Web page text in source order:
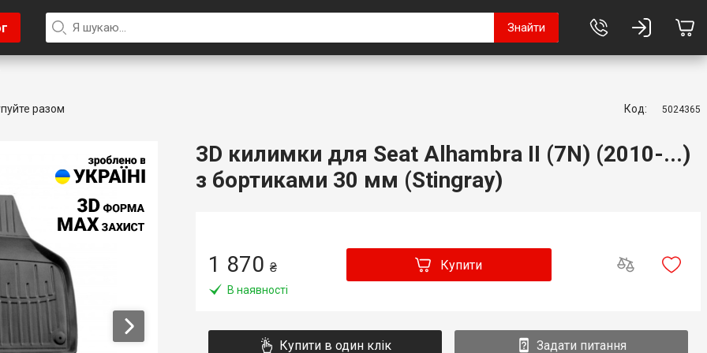
Знайти
разом Код: 5024365
3D килимки для Seat Alhambra II (7N) (2010-...)
з бортиками 30 мм (Stingray)
1 870 ₴
В наявності
Купити
Купити в один клік Задати питання